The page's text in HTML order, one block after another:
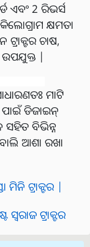
ଏବଂ 2 ରିଭର୍ସ
କ୍ଷମତା
ଚାଷ,
ଉପଯୁକ୍ତ |
ମାଟି
ପାଇଁ ଡିଜାଇନ୍
ସହିତ ବିଭିନ୍ନ
ଆଶା ରଖା
ମିନି ଟ୍ରାକ୍ଟର |
ଟ୍ରାକ୍ଟର